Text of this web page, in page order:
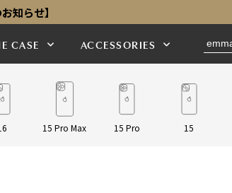
知らせ】
CASE ACCESSORIES
15 Pro Max 15 Pro 15